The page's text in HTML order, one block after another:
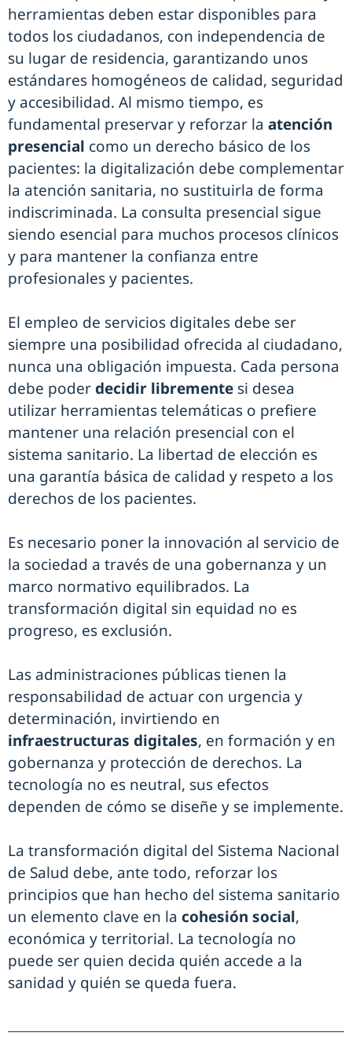
herramientas deben estar disponibles para
todos los ciudadanos, con independencia de
su lugar de residencia, garantizando unos
estándares homogéneos de calidad, seguridad
y accesibilidad. Al mismo tiempo, es
fundamental preservar y reforzar la atención
presencial como un derecho básico de los
pacientes: la digitalización debe complementar
la atención sanitaria, no sustituirla de forma
indiscriminada. La consulta presencial sigue
siendo esencial para muchos procesos clínicos
y para mantener la confianza entre
profesionales y pacientes.
El empleo de servicios digitales debe ser
siempre una posibilidad ofrecida al ciudadano,
nunca una obligación impuesta. Cada persona
debe poder decidir libremente si desea
utilizar herramientas telemáticas o prefiere
mantener una relación presencial con el
sistema sanitario. La libertad de elección es
una garantía básica de calidad y respeto a los
derechos de los pacientes.
Es necesario poner la innovación al servicio de
la sociedad a través de una gobernanza y un
marco normativo equilibrados. La
transformación digital sin equidad no es
progreso, es exclusión.
Las administraciones públicas tienen la
responsabilidad de actuar con urgencia y
determinación, invirtiendo en
infraestructuras digitales, en formación y en
gobernanza y protección de derechos. La
tecnología no es neutral, sus efectos
dependen de cómo se diseñe y se implemente.
La transformación digital del Sistema Nacional
de Salud debe, ante todo, reforzar los
principios que han hecho del sistema sanitario
un elemento clave en la cohesión social,
económica y territorial. La tecnología no
puede ser quien decida quién accede a la
sanidad y quién se queda fuera.